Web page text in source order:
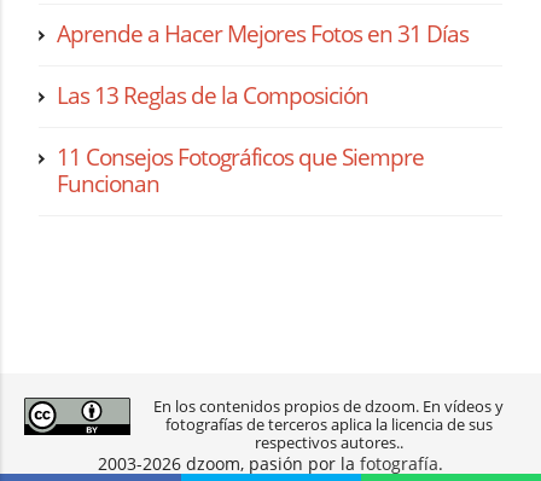
Aprende a Hacer Mejores Fotos en 31 Días
Las 13 Reglas de la Composición
11 Consejos Fotográficos que Siempre
Funcionan
En los contenidos propios de dzoom. En vídeos y
fotografías de terceros aplica la licencia de sus
respectivos autores..
2003-2026 dzoom, pasión por la fotografía.